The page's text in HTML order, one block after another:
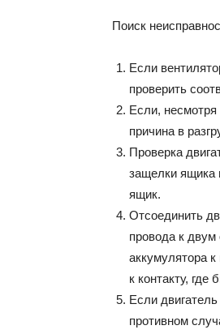
Поиск
Если
проверить
Если, несмотря
причина в
Проверка
защелки ящика
ящик.
Отсоединить
провода к
аккумулятора
к контакту,
Если
противном